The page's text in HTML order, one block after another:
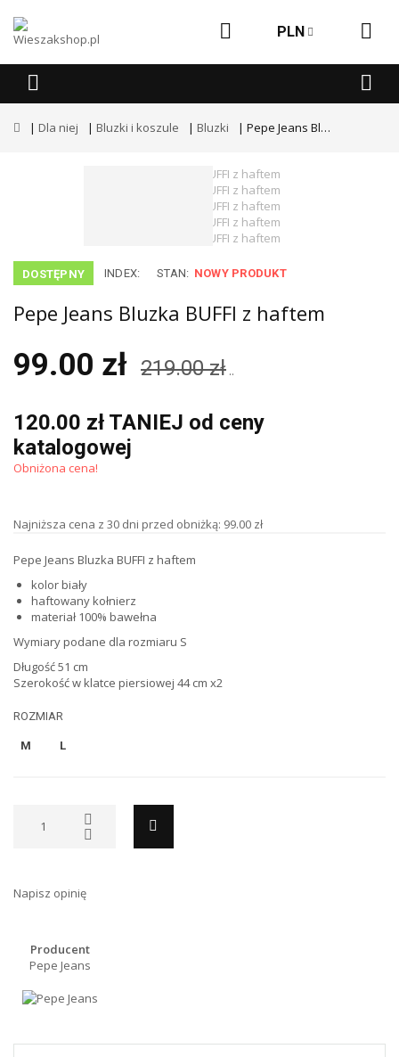
PLN
Dla niej Bluzki i koszule Bluzki Pepe Jeans Bluzka BUFFI z haftem
DOSTĘPNY INDEX: STAN: NOWY PRODUKT
Pepe Jeans Bluzka BUFFI z haftem
99.00 zł 219.00 zł ..
120.00 zł TANIEJ od ceny
katalogowej
Obniżona cena!
Najniższa cena z 30 dni przed obniżką: 99.00 zł
Pepe Jeans Bluzka BUFFI z haftem
kolor biały
haftowany kołnierz
materiał 100% bawełna
Wymiary podane dla rozmiaru S
Długość 51 cm
Szerokość w klatce piersiowej 44 cm x2
ROZMIAR
M L
Napisz opinię
Producent
Pepe Jeans